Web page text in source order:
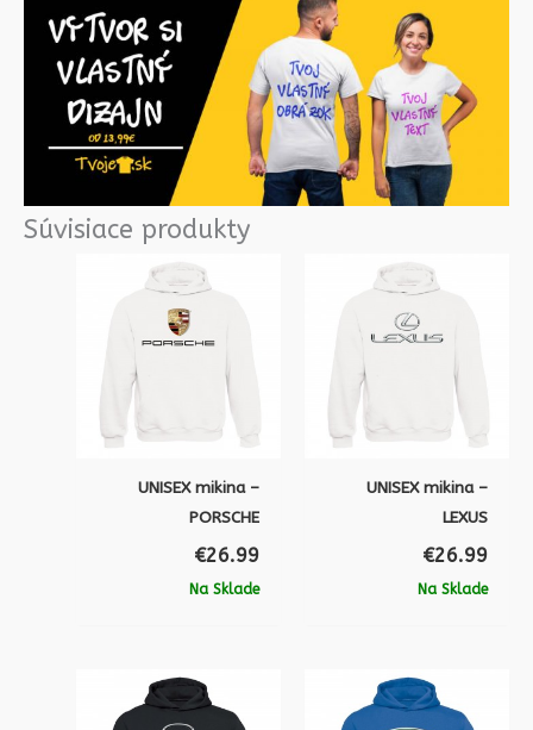
Súvisiace produkty
UNISEX mikina –
PORSCHE
€26.99
Na Sklade
UNISEX mikina –
LEXUS
€26.99
Na Sklade